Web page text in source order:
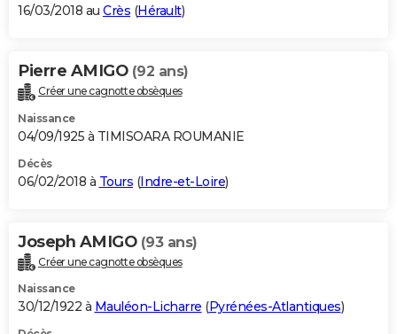
16/03/2018 au Crès (Hérault)
Pierre AMIGO (92 ans)
Créer une cagnotte obsèques
Naissance
04/09/1925 à TIMISOARA ROUMANIE
Décès
06/02/2018 à Tours (Indre-et-Loire)
Joseph AMIGO (93 ans)
Créer une cagnotte obsèques
Naissance
30/12/1922 à Mauléon-Licharre (Pyrénées-Atlantiques)